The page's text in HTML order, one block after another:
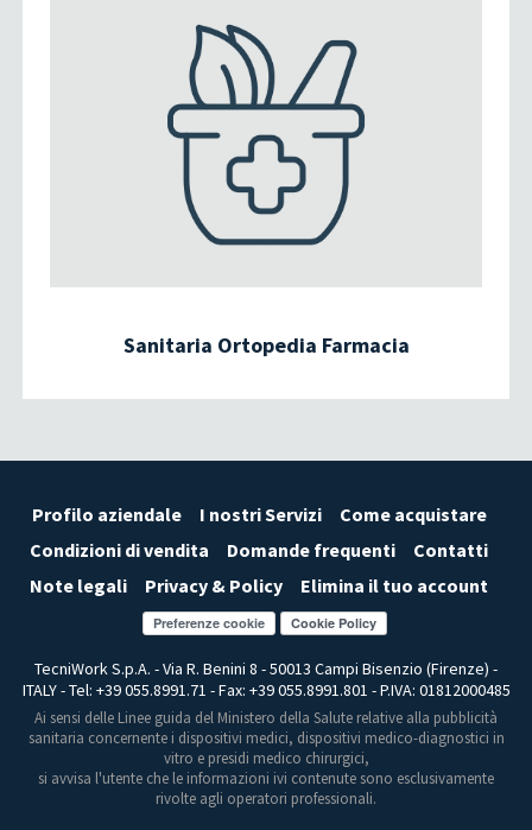
Sanitaria Ortopedia Farmacia
Profilo aziendale I nostri Servizi
Come acquistare
Condizioni di vendita
Domande frequenti
Contatti
Note legali
Privacy & Policy Elimina il tuo account
Preferenze cookie
TecniWork S.p.A. - Via R. Benini 8 - 50013 Campi Bisenzio (Firenze) -
ITALY - Tel: +39 055.8991.71 - Fax: +39 055.8991.801 - P.IVA: 01812000485
Ai sensi delle Linee guida del Ministero della Salute relative alla pubblicità
sanitaria concernente i dispositivi medici, dispositivi medico-diagnostici in
vitro e presidi medico chirurgici,
si avvisa l'utente che le informazioni ivi contenute sono esclusivamente
rivolte agli operatori professionali.